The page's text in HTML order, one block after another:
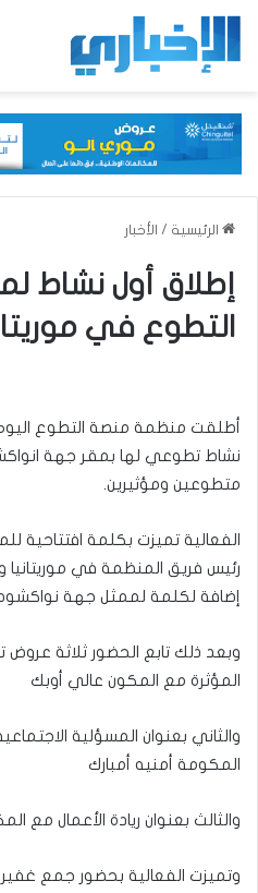
الرئيسية / الأخبار
إطلاق أول نشاط
التطوع في
أطلقت منظمة منصة التطوع
نشاط تطوعي لها بمقر جهة
متطوعين ومؤثيرين.
الفعالية تميزت بكلمة افتتاحية
رئيس فريق المنظمة في
إضافة لكلمة لممثل جهة
وبعد ذلك تابع الحضور ثلاثة عروض
المؤثرة مع المكون عالي أوبك
والثاني بعنوان المسؤلية
المكومة أمنيه أمبارك
والثالث بعنوان ريادة الأعمال مع
وتميزت الفعالية بحضور جمع غفير